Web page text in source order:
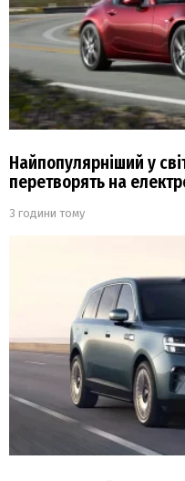
Найпопулярніший у
перетворять на
3 години тому